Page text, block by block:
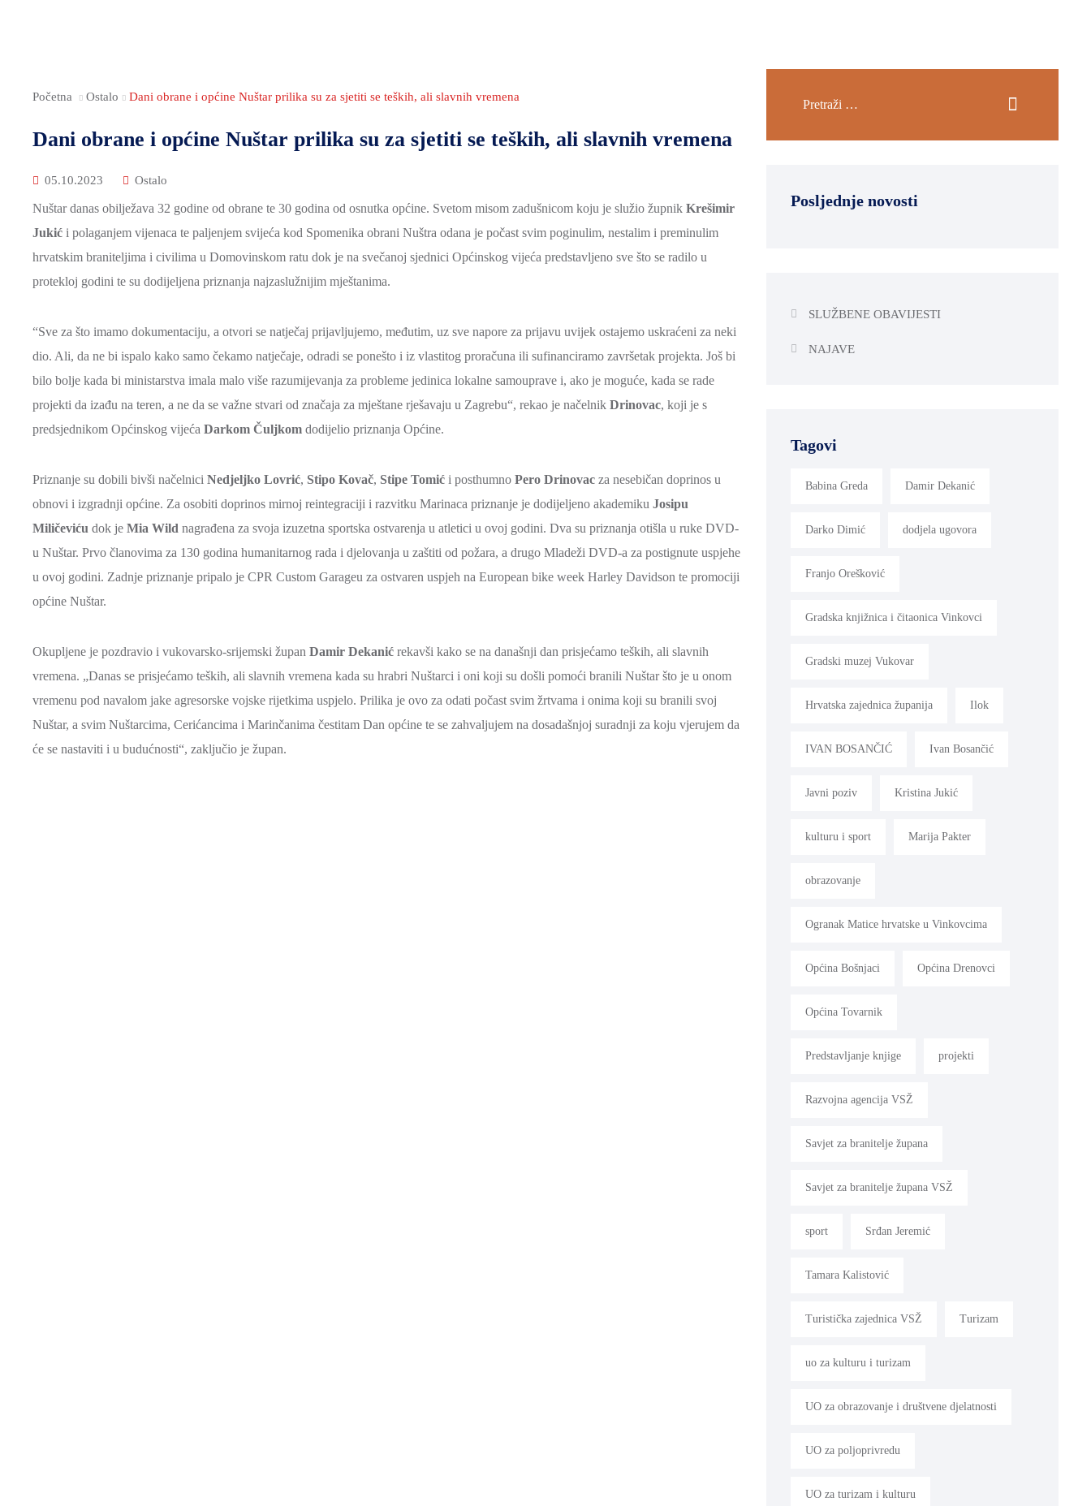
Početna Ostalo Dani obrane i općine Nuštar prilika su za sjetiti se teških, ali slavnih vremena
Dani obrane i općine Nuštar prilika su za sjetiti se teških, ali slavnih vremena
05.10.2023 Ostalo
Nuštar danas obilježava 32 godine od obrane te 30 godina od osnutka općine. Svetom misom zadušnicom koju je služio župnik Krešimir
Jukić i polaganjem vijenaca te paljenjem svijeća kod Spomenika obrani Nuštra odana je počast svim poginulim, nestalim i preminulim
hrvatskim braniteljima i civilima u Domovinskom ratu dok je na svečanoj sjednici Općinskog vijeća predstavljeno sve što se radilo u
protekloj godini te su dodijeljena priznanja najzaslužnijim mještanima.
“Sve za što imamo dokumentaciju, a otvori se natječaj prijavljujemo, međutim, uz sve napore za prijavu uvijek ostajemo uskraćeni za neki
dio. Ali, da ne bi ispalo kako samo čekamo natječaje, odradi se ponešto i iz vlastitog proračuna ili sufinanciramo završetak projekta. Još bi
bilo bolje kada bi ministarstva imala malo više razumijevanja za probleme jedinica lokalne samouprave i, ako je moguće, kada se rade
projekti da izađu na teren, a ne da se važne stvari od značaja za mještane rješavaju u Zagrebu“, rekao je načelnik Drinovac, koji je s
predsjednikom Općinskog vijeća Darkom Čuljkom dodijelio priznanja Općine.
Priznanje su dobili bivši načelnici Nedjeljko Lovrić, Stipo Kovač, Stipe Tomić i posthumno Pero Drinovac za nesebičan doprinos u
obnovi i izgradnji općine. Za osobiti doprinos mirnoj reintegraciji i razvitku Marinaca priznanje je dodijeljeno akademiku Josipu
Miličeviću dok je Mia Wild nagrađena za svoja izuzetna sportska ostvarenja u atletici u ovoj godini. Dva su priznanja otišla u ruke DVD-
u Nuštar. Prvo članovima za 130 godina humanitarnog rada i djelovanja u zaštiti od požara, a drugo Mladeži DVD-a za postignute uspjehe
u ovoj godini. Zadnje priznanje pripalo je CPR Custom Garageu za ostvaren uspjeh na European bike week Harley Davidson te promociji
općine Nuštar.
Okupljene je pozdravio i vukovarsko-srijemski župan Damir Dekanić rekavši kako se na današnji dan prisjećamo teških, ali slavnih
vremena. „Danas se prisjećamo teških, ali slavnih vremena kada su hrabri Nuštarci i oni koji su došli pomoći branili Nuštar što je u onom
vremenu pod navalom jake agresorske vojske rijetkima uspjelo. Prilika je ovo za odati počast svim žrtvama i onima koji su branili svoj
Nuštar, a svim Nuštarcima, Cerićancima i Marinčanima čestitam Dan općine te se zahvaljujem na dosadašnjoj suradnji za koju vjerujem da
će se nastaviti i u budućnosti“, zaključio je župan.
Posljednje novosti
SLUŽBENE OBAVIJESTI
NAJAVE
Tagovi
Babina Greda Damir Dekanić
Darko Dimić dodjela ugovora
Franjo Orešković
Gradska knjižnica i čitaonica Vinkovci
Gradski muzej Vukovar
Hrvatska zajednica županija Ilok
IVAN BOSANČIĆ Ivan Bosančić
Javni poziv Kristina Jukić
kulturu i sport Marija Pakter
obrazovanje
Ogranak Matice hrvatske u Vinkovcima
Općina Bošnjaci Općina Drenovci
Općina Tovarnik
Predstavljanje knjige projekti
Razvojna agencija VSŽ
Savjet za branitelje župana
Savjet za branitelje župana VSŽ
sport Srđan Jeremić
Tamara Kalistović
Turistička zajednica VSŽ Turizam
uo za kulturu i turizam
UO za obrazovanje i društvene djelatnosti
UO za poljoprivredu
UO za turizam i kulturu